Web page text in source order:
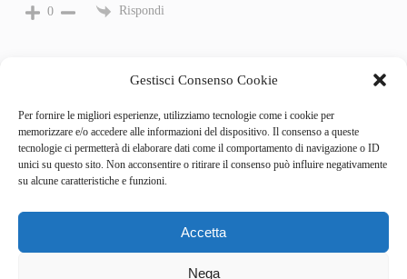
Gestisci Consenso Cookie
Per fornire le migliori esperienze, utilizziamo tecnologie come i cookie per
memorizzare e/o accedere alle informazioni del dispositivo. Il consenso a queste
tecnologie ci permetterà di elaborare dati come il comportamento di navigazione o ID
unici su questo sito. Non acconsentire o ritirare il consenso può influire negativamente
su alcune caratteristiche e funzioni.
Accetta
Nega
0 Rispondi
Categories